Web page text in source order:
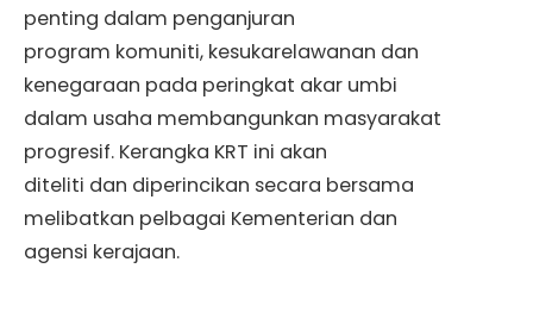
penting dalam penganjuran
program komuniti, kesukarelawanan dan
kenegaraan pada peringkat akar umbi
dalam usaha membangunkan masyarakat
progresif. Kerangka KRT ini akan
diteliti dan diperincikan secara bersama
melibatkan pelbagai Kementerian dan
agensi kerajaan.